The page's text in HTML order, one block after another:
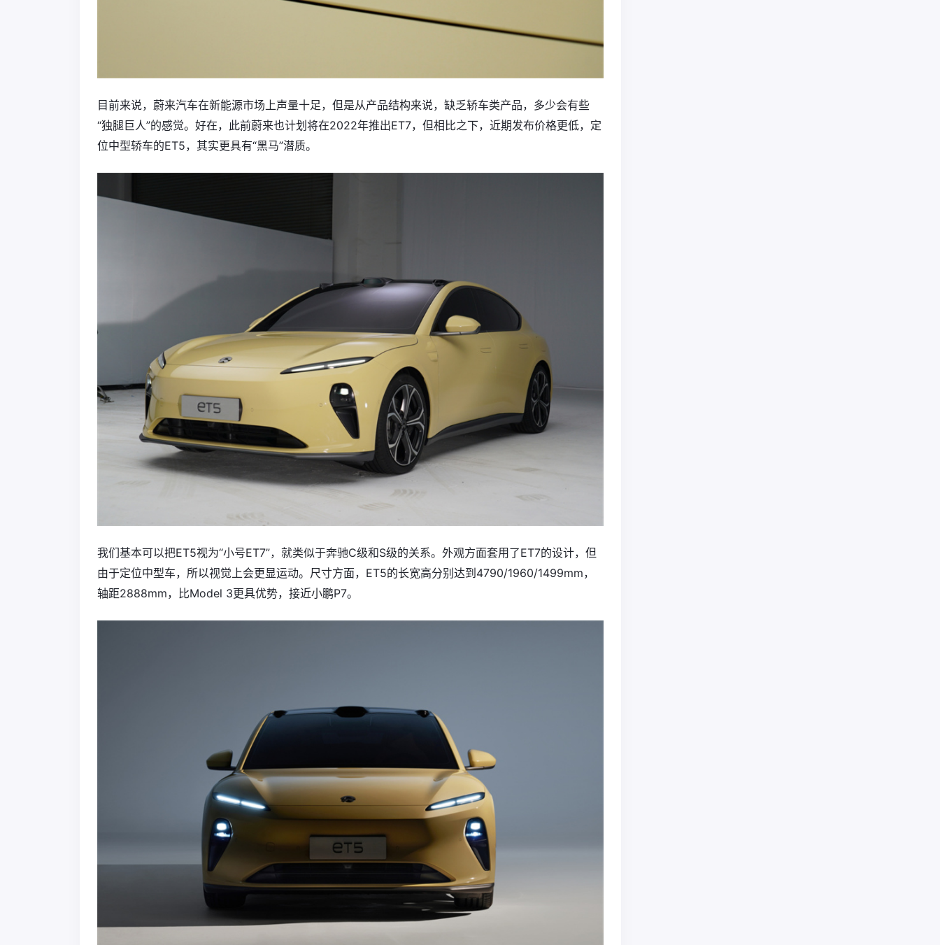
目前来说，蔚来汽车在新能源市场上声量十足，但是从产品结构来说，缺乏轿车类产品，多少会有些
“独腿巨人”的感觉。好在，此前蔚来也计划将在2022年推出ET7，但相比之下，近期发布价格更低，定
位中型轿车的ET5，其实更具有“黑马”潜质。
我们基本可以把ET5视为“小号ET7”，就类似于奔驰C级和S级的关系。外观方面套用了ET7的设计，但
由于定位中型车，所以视觉上会更显运动。尺寸方面，ET5的长宽高分别达到4790/1960/1499mm，
轴距2888mm，比Model 3更具优势，接近小鹏P7。